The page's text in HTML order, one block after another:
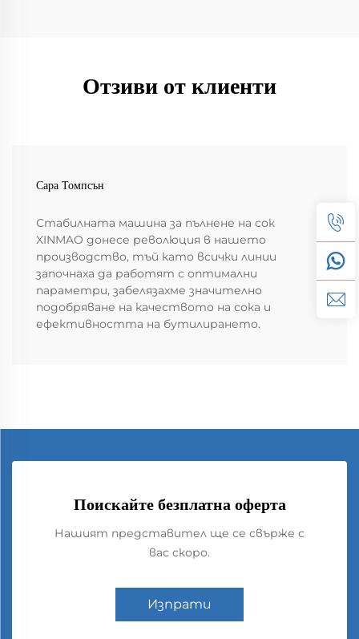
Отзиви от клиенти
Сара Томпсън
Стабилната машина за пълнене на сок
XINMAO донесе революция в нашето
производство, тъй като всички линии
започнаха да работят с оптимални
параметри, забелязахме значително
подобряване на качеството на сока и
ефективността на бутилирането.
Поискайте безплатна оферта
Нашият представител ще се свърже с
вас скоро.
Изпрати